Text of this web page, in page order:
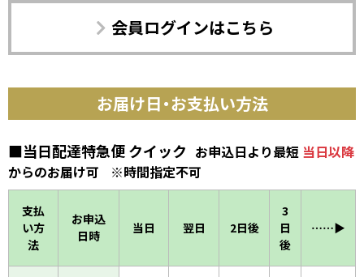
会員ログインはこちら
お届け日・お支払い方法
■当日配達特急便 クイック お申込日より最短 当日以降
からのお届け可
※時間指定不可
支払
い方
法
お申込
日時
当日 翌日 2日後
3
日
後
……▶︎